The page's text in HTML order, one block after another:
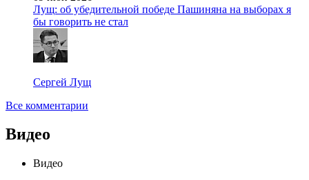
Лущ: об убедительной победе Пашиняна на выборах я
бы говорить не стал
Сергей Лущ
Все комментарии
Видео
Видео